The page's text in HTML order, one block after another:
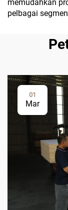
memudahkan
pelbagai
01
Mar